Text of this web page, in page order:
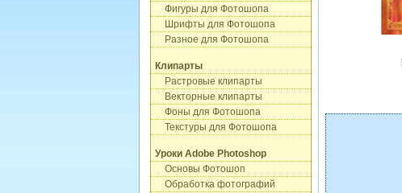
Фигуры для Фотошопа
Шрифты для Фотошопа
Разное для Фотошопа
Клипарты
Растровые клипарты
Векторные клипарты
Фоны для Фотошопа
Текстуры для Фотошопа
Уроки Adobe Photoshop
Основы Фотошоп
Обработка фотографий